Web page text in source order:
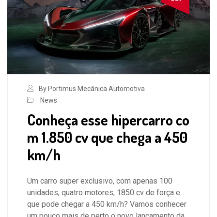
By Portimus Mecânica Automotiva
News
Conheça esse hipercarro co
m 1.850 cv que chega a 450
km/h
Um carro super exclusivo, com apenas 100
unidades, quatro motores, 1850 cv de força e
que pode chegar a 450 km/h? Vamos conhecer